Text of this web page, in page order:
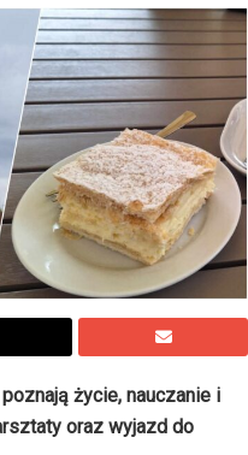
życie, nauczanie i
oraz wyjazd do